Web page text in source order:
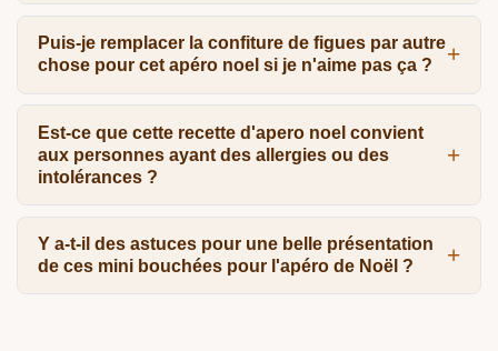
Puis-je remplacer la confiture de figues par autre
chose pour cet apéro noel si je n'aime pas ça ?
Est-ce que cette recette d'apero noel convient
aux personnes ayant des allergies ou des
intolérances ?
Y a-t-il des astuces pour une belle présentation
de ces mini bouchées pour l'apéro de Noël ?